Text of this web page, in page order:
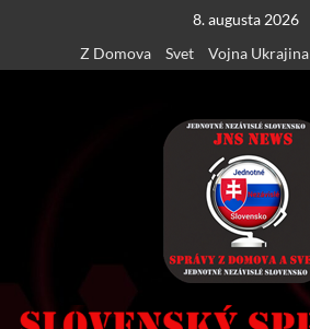
content
8. augusta 2026
Z Domova
Svet Vojna Ukrajina